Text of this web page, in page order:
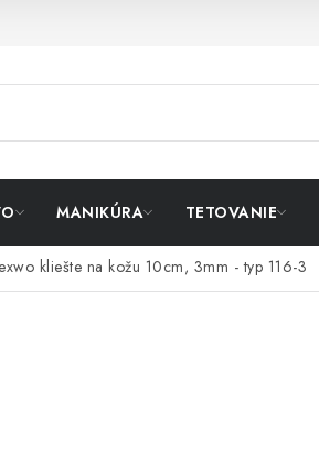
MANIKÚRA TETOVANIE
kliešte na kožu 10cm, 3mm - typ 116-3